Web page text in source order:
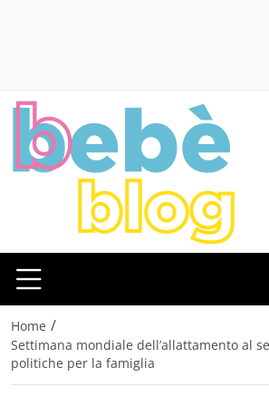
Home /
Settimana mondiale dell’allattamento al
politiche per la famiglia